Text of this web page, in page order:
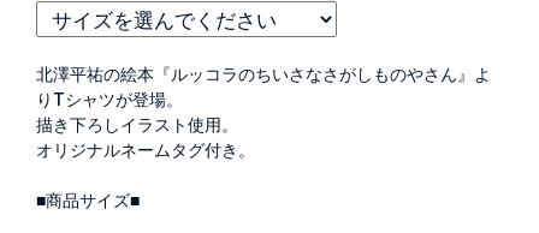
北澤平祐の絵本『ルッコラのちいさなさがしものやさん』よ
りTシャツが登場。
描き下ろしイラスト使用。
オリジナルネームタグ付き。
■商品サイズ■